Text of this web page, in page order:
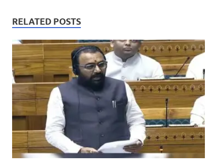
s
A
p
p
b
o
o
k
er
ie
n
dl
y
dI
n
RELATED POSTS